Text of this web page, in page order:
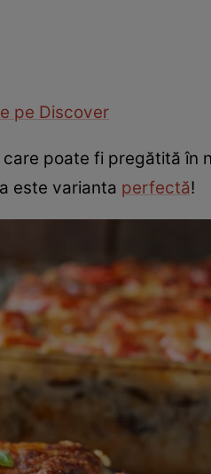
pe Discover
poate fi pregătită în
este varianta perfectă!